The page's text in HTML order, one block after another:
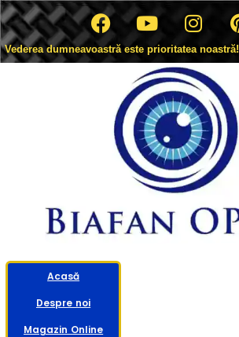
Vederea dumneavoastră este prioritatea noastră!
Acasă
Despre noi
Magazin Online